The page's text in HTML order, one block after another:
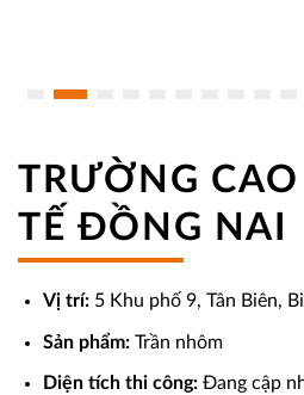
TRƯỜNG
TẾ ĐỒNG NAI
Vị trí:5 Khu phố 9, Tân Biên,
Sản phẩm:Trần nhôm
Diện tích thi công:Đang cập